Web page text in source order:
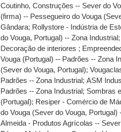
Coutinho, Construções -- Sever do
(firma) -- Pessegueiro do Vouga
Gândara; Rollystore - Indústria de
do Vouga, Portugal) -- Zona Industrial;
Decoração de interiores ;
Vouga (Portugal) -- Padrões -- Zona
(Sever do Vouga, Portugal);
Padrões -- Zona Industrial;ASM
Padrões -- Zona Industrial; Sombras
(Portugal); Resiper - Comércio de
do Vouga (Sever do Vouga,
Almeida - Produtos Agrícolas --